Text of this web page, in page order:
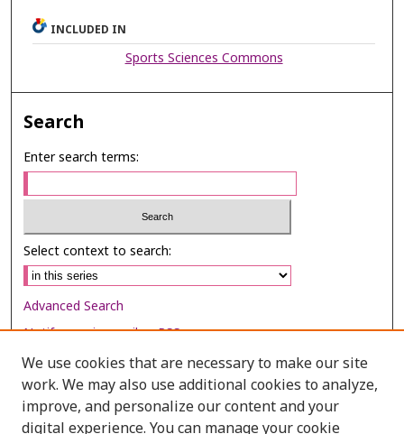
INCLUDED IN
Sports Sciences Commons
Search
Enter search terms:
Select context to search:
Advanced Search
Notify me via email orRSS
Browse
Collections
We use cookies that are necessary to make our site
work. We may also use additional cookies to analyze,
improve, and personalize our content and your
digital experience. You can manage your cookie